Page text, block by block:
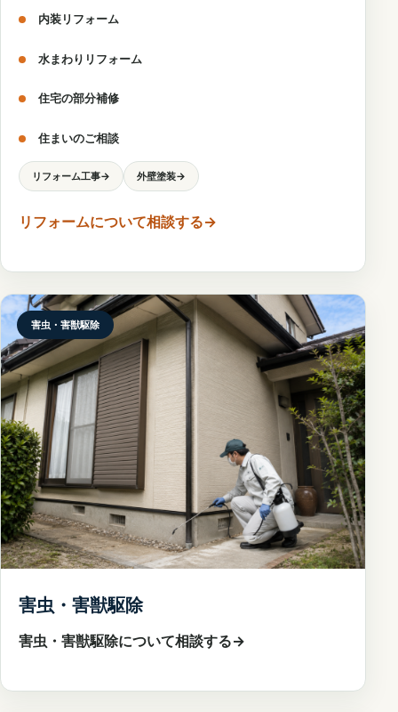
内装リフォーム
水まわりリフォーム
住宅の部分補修
住まいのご相談
リフォーム工事→ 外壁塗装→
リフォームについて相談する→
害虫・害獣駆除
害虫・害獣駆除
害虫・害獣駆除について相談する→